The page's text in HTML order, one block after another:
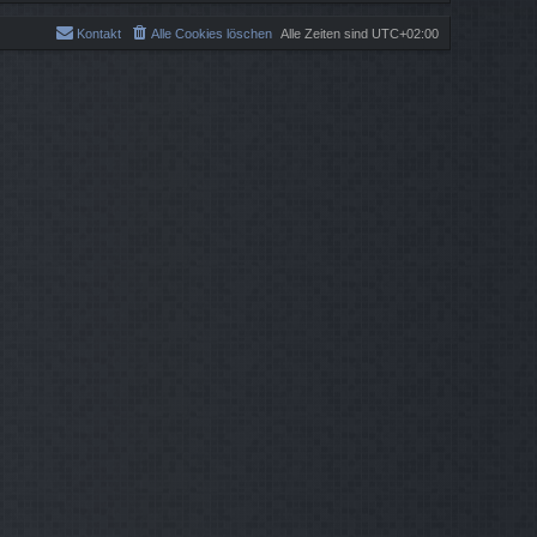
Alle Zeiten sind UTC+02:00
Alle Cookies löschen
Kontakt